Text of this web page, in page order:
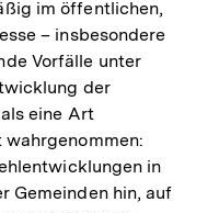
im öffentlichen,
– insbesondere
Vorfälle unter
der
eine Art
wahrgenommen:
in
Gemeinden hin, auf